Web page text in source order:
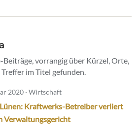
Beiträge, vorrangig über Kürzel, Orte,
im Titel gefunden.
2020 · Wirtschaft
Kraftwerks-Betreiber verliert
Verwaltungsgericht